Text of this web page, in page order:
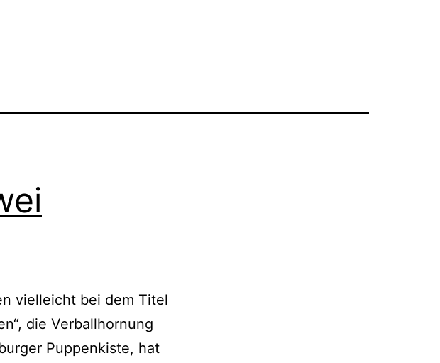
vielleicht bei dem Titel
die Verballhornung
Puppenkiste, hat